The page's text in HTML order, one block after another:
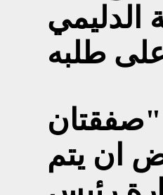
الدليمي
"صفقتان
ان يتم